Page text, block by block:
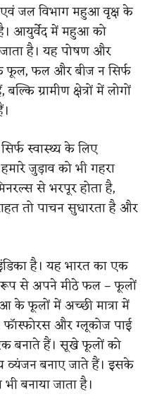
एवं जल विभाग महुआ वृक्ष के
है। आयुर्वेद में महुआ को
है। यह पोषण और
फल और बीज न सिर्फ
ग्रामीण क्षेत्रों में लोगों
स्वास्थ्य के लिए
जुड़ाव को भी गहरा
से भरपूर होता है,
तो पाचन सुधारता है और
है। यह भारत का एक
रूप से अपने मीठे फल – फूलों
के फूलों में अच्छी मात्रा में
फॉस्फोरस और ग्लूकोज पाई
बनाते हैं। सूखे फूलों को
व्यंजन बनाए जाते हैं। इसके
बनाया जाता है।